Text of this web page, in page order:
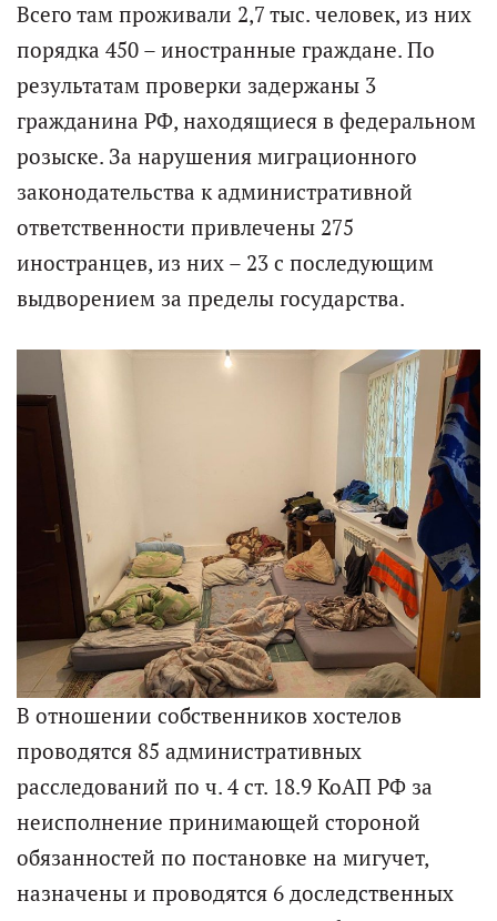
Всего там проживали 2,7 тыс. человек, из них
порядка 450 – иностранные граждане. По
результатам проверки задержаны 3
гражданина РФ, находящиеся в федеральном
розыске. За нарушения миграционного
законодательства к административной
ответственности привлечены 275
иностранцев, из них – 23 с последующим
выдворением за пределы государства.
В отношении собственников хостелов
проводятся 85 административных
расследований по ч. 4 ст. 18.9 КоАП РФ за
неисполнение принимающей стороной
обязанностей по постановке на мигучет,
назначены и проводятся 6 доследственных